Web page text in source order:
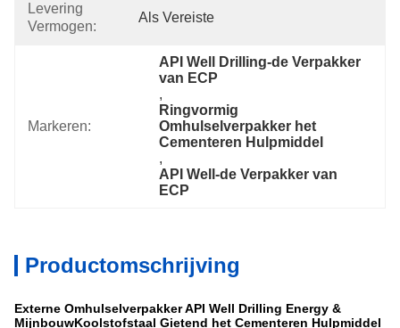
Levering
Vermogen:
Als Vereiste
Markeren:
API Well Drilling-de Verpakker
van ECP
,
Ringvormig
Omhulselverpakker het
Cementeren Hulpmiddel
,
API Well-de Verpakker van
ECP
Productomschrijving
Externe Omhulselverpakker API Well Drilling Energy &
MijnbouwKoolstofstaal Gietend het Cementeren Hulpmiddel